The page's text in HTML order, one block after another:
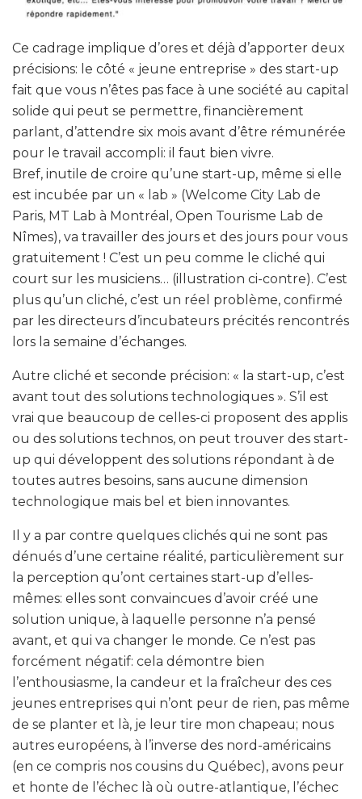
Ce cadrage implique d’ores et déjà d’apporter deux
précisions: le côté « jeune entreprise » des start-up
fait que vous n’êtes pas face à une société au capital
solide qui peut se permettre, financièrement
parlant, d’attendre six mois avant d’être rémunérée
pour le travail accompli: il faut bien vivre.
Bref, inutile de croire qu’une start-up, même si elle
est incubée par un « lab » (Welcome City Lab de
Paris, MT Lab à Montréal, Open Tourisme Lab de
Nîmes), va travailler des jours et des jours pour vous
gratuitement ! C’est un peu comme le cliché qui
court sur les musiciens… (illustration ci-contre). C’est
plus qu’un cliché, c’est un réel problème, confirmé
par les directeurs d’incubateurs précités rencontrés
lors la semaine d’échanges.
Autre cliché et seconde précision: « la start-up, c’est
avant tout des solutions technologiques ». S’il est
vrai que beaucoup de celles-ci proposent des applis
ou des solutions technos, on peut trouver des start-
up qui développent des solutions répondant à de
toutes autres besoins, sans aucune dimension
technologique mais bel et bien innovantes.
Il y a par contre quelques clichés qui ne sont pas
dénués d’une certaine réalité, particulièrement sur
la perception qu’ont certaines start-up d’elles-
mêmes: elles sont convaincues d’avoir créé une
solution unique, à laquelle personne n’a pensé
avant, et qui va changer le monde. Ce n’est pas
forcément négatif: cela démontre bien
l’enthousiasme, la candeur et la fraîcheur des ces
jeunes entreprises qui n’ont peur de rien, pas même
de se planter et là, je leur tire mon chapeau; nous
autres européens, à l’inverse des nord-américains
(en ce compris nos cousins du Québec), avons peur
et honte de l’échec là où outre-atlantique, l’échec